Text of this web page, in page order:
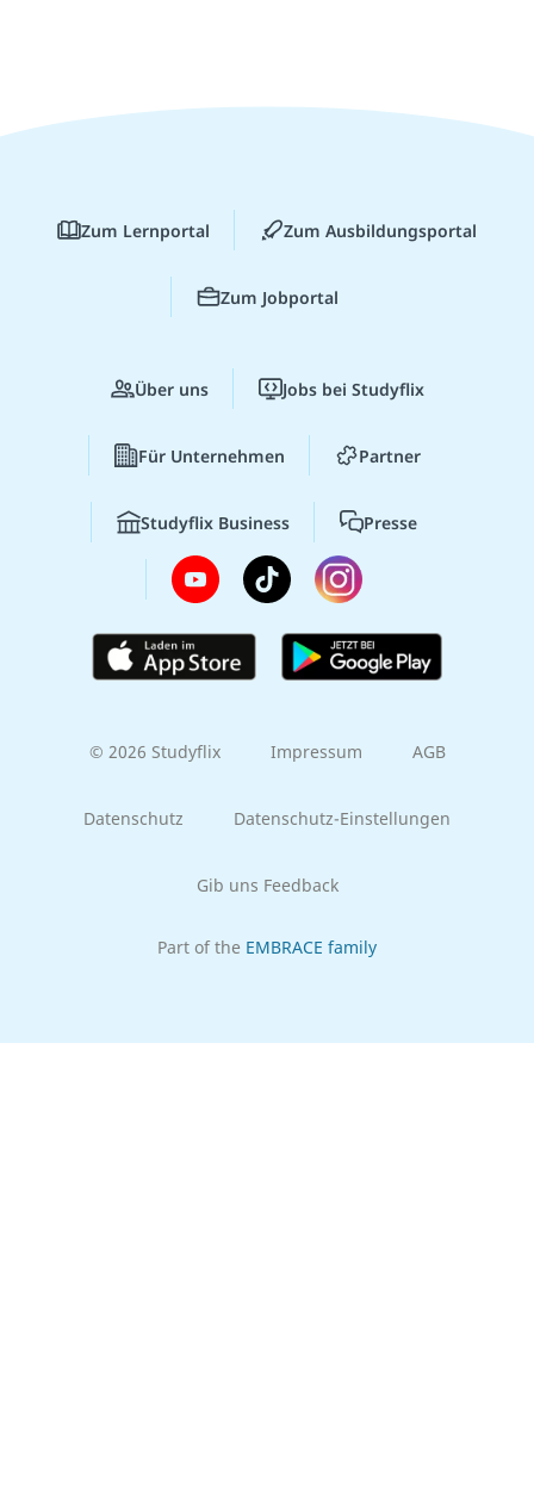
Zum Lernportal Zum Ausbildungsportal
Zum Jobportal
Über uns Jobs bei Studyflix
Für Unternehmen Partner
Studyflix Business Presse
© 2026 Studyflix Impressum AGB
Datenschutz Datenschutz-Einstellungen
Gib uns Feedback
Part of the EMBRACE family